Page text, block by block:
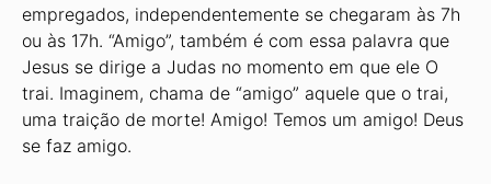
empregados, independentemente se chegaram às 7h
ou às 17h. “Amigo”, também é com essa palavra que
Jesus se dirige a Judas no momento em que ele O
trai. Imaginem, chama de “amigo” aquele que o trai,
uma traição de morte! Amigo! Temos um amigo! Deus
se faz amigo.